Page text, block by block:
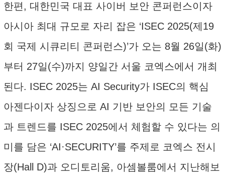
한편, 대한민국 대표 사이버 보안 콘퍼런스이자
아시아 최대 규모로 자리 잡은 ‘ISEC 2025(제19
회 국제 시큐리티 콘퍼런스)’가 오는 8월 26일(화)
부터 27일(수)까지 양일간 서울 코엑스에서 개최
된다. ISEC 2025는 AI Security가 ISEC의 핵심
아젠다이자 상징으로 AI 기반 보안의 모든 기술
과 트렌드를 ISEC 2025에서 체험할 수 있다는 의
미를 담은 ‘AI·SECURITY’를 주제로 코엑스 전시
장(Hall D)과 오디토리움, 아셈볼룸에서 지난해보